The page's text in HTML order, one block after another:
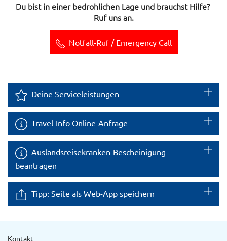
Du bist in einer bedrohlichen Lage und brauchst Hilfe?
Ruf uns an.
Notfall-Ruf / Emergency Call
Deine Serviceleistungen
Travel-Info Online-Anfrage
Auslandsreisekranken-Bescheinigung
beantragen
Tipp: Seite als Web-App speichern
Kontakt